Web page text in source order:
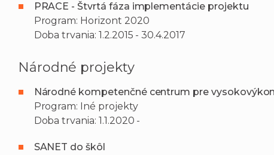
PRACE - Štvrtá fáza implementácie projektu
Program: Horizont 2020
Doba trvania: 1.2.2015 - 30.4.2017
Národné projekty
Národné kompetenčné centrum pre
Program: Iné projekty
Doba trvania: 1.1.2020 -
SANET do škôl